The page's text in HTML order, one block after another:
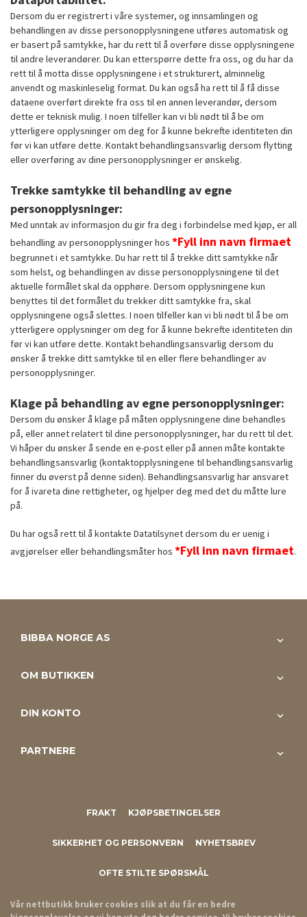
Dersom du er registrert i våre systemer, og innsamlingen og
behandlingen av disse personopplysningene utføres automatisk og
er basert på samtykke, har du rett til å overføre disse opplysningene
til andre leverandører. Du kan etterspørre dette fra oss, og du har da
rett til å motta disse opplysningene i et strukturert, alminnelig
anvendt og maskinleselig format. Du kan også ha rett til å få disse
dataene overført direkte fra oss til en annen leverandør, dersom
dette er teknisk mulig. I noen tilfeller kan vi bli nødt til å be om
ytterligere opplysninger om deg for å kunne bekrefte identiteten din
før vi kan utføre dette. Kontakt behandlingsansvarlig dersom flytting
eller overføring av dine personopplysninger er ønskelig.
Trekke samtykke til behandling av egne
personopplysninger:
Med unntak av informasjon du gir fra deg i forbindelse med kjøp, er all
behandling av personopplysninger hos *Fyll inn navn firmaet
begrunnet i et samtykke. Du har rett til å trekke ditt samtykke når
som helst, og behandlingen av disse personopplysningene til det
aktuelle formålet skal da opphøre. Dersom opplysningene kun
benyttes til det formålet du trekker ditt samtykke fra, skal
opplysningene også slettes. I noen tilfeller kan vi bli nødt til å be om
ytterligere opplysninger om deg for å kunne bekrefte identiteten din
før vi kan utføre dette. Kontakt behandlingsansvarlig dersom du
ønsker å trekke ditt samtykke til en eller flere behandlinger av
personopplysninger.
Klage på behandling av egne personopplysninger:
Dersom du ønsker å klage på måten opplysningene dine behandles
på, eller annet relatert til dine personopplysninger, har du rett til det.
Vi håper du ønsker å sende en e-post eller på annen måte kontakte
behandlingsansvarlig (kontaktopplysningene til behandlingsansvarlig
finner du øverst på denne siden). Behandlingsansvarlig har ansvaret
for å ivareta dine rettigheter, og hjelper deg med det du måtte lure
på.
Du har også rett til å kontakte Datatilsynet dersom du er uenig i
avgjørelser eller behandlingsmåter hos *Fyll inn navn firmaet.
BIBBA NORGE AS
OM BUTIKKEN
DIN KONTO
PARTNERE
FRAKT KJØPSBETINGELSER
SIKKERHET OG PERSONVERN NYHETSBREV
OFTE STILTE SPØRSMÅL
Vår nettbutikk bruker cookies slik at du får en bedre